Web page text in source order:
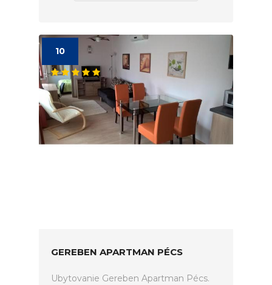
10
GEREBEN APARTMAN PÉCS
Ubytovanie Gereben Apartman Pécs.